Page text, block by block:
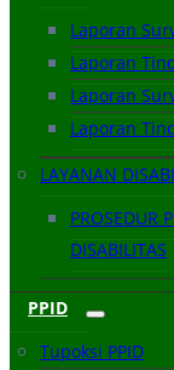
Laporan
Laporan
Laporan
Laporan
LAYANAN
PROSEDUR
DISABILITAS
PPID
Tupoksi PPID